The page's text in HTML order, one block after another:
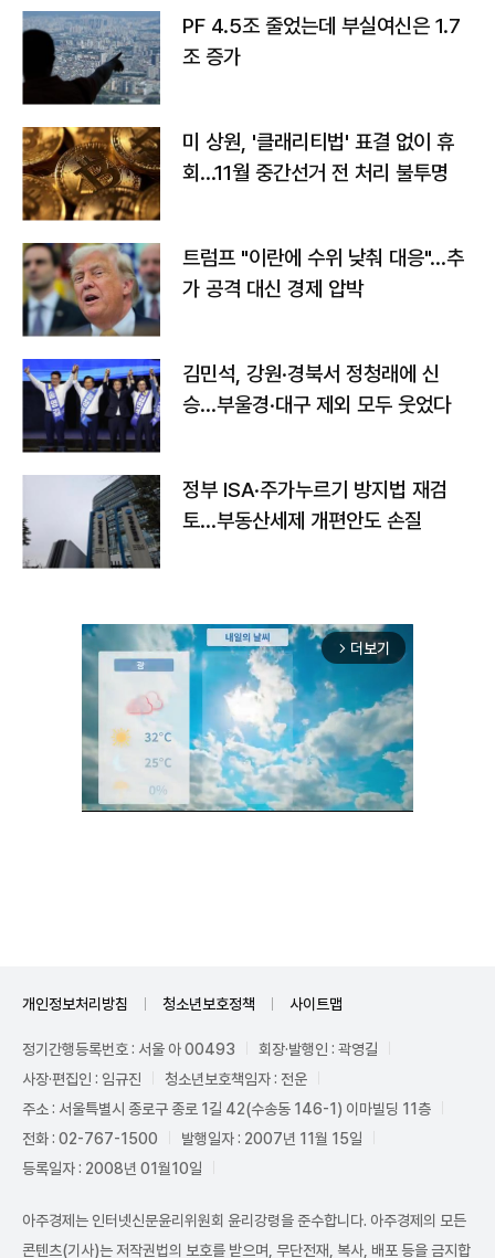
PF 4.5조 줄었는데 부실여신은 1.7
조 증가
미 상원, '클래리티법' 표결 없이 휴
회…11월 중간선거 전 처리 불투명
트럼프 "이란에 수위 낮춰 대응"…추
가 공격 대신 경제 압박
김민석, 강원·경북서 정청래에 신
승…부울경·대구 제외 모두 웃었다
정부 ISA·주가누르기 방지법 재검
토…부동산세제 개편안도 손질
arrow_forward_ios 더보기
개인정보처리방침 청소년보호정책 사이트맵
정기간행등록번호 : 서울 아 00493
회장·발행인 : 곽영길
사장·편집인 : 임규진
청소년보호책임자 : 전운
주소 : 서울특별시 종로구 종로 1길 42(수송동 146-1) 이마빌딩 11층
전화 : 02-767-1500
발행일자 : 2007년 11월 15일
등록일자 : 2008년 01월10일
아주경제는 인터넷신문윤리위원회 윤리강령을 준수합니다. 아주경제의 모든
콘텐츠(기사)는 저작권법의 보호를 받으며, 무단전재, 복사, 배포 등을 금지합